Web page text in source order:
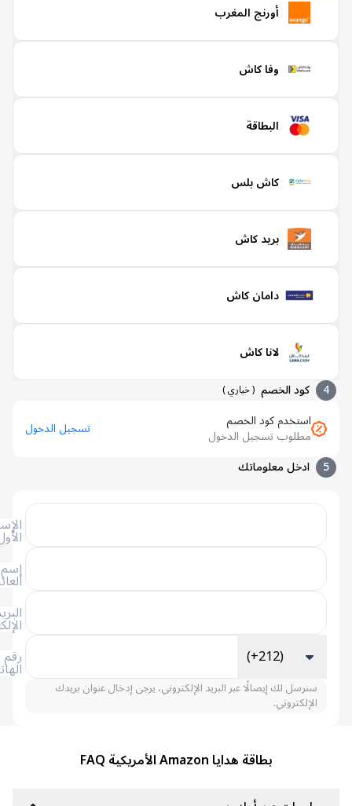
أورنج المغرب
وفا كاش
البطاقة
كاش بلس
بريد كاش
دامان كاش
لانا كاش
كود الخصم (خياري )
استخدم كود الخصم
مطلوب تسجيل الدخول
تسجيل الدخول
ادخل معلوماتك
العائلة
الإلكتروني
الهاتف (+212)
سنرسل لك إيصالًا عبر البريد الإلكتروني، يرجى إدخال عنوان بريدك
الإلكتروني.
بطاقة هدايا Amazon الأمريكية FAQ